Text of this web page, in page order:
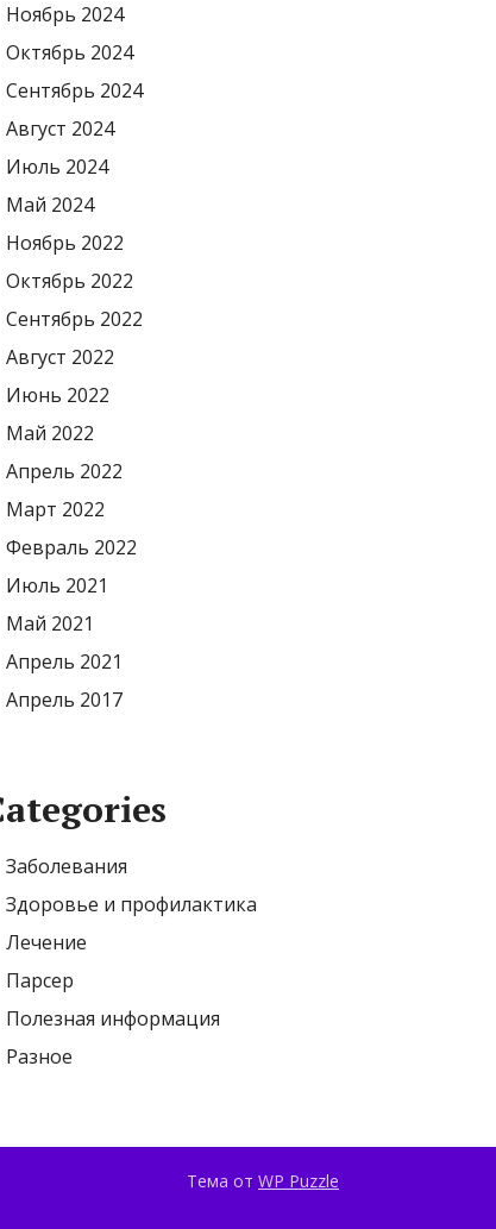
Ноябрь 2024
Октябрь 2024
Сентябрь 2024
Август 2024
Июль 2024
Май 2024
Ноябрь 2022
Октябрь 2022
Сентябрь 2022
Август 2022
Июнь 2022
Май 2022
Апрель 2022
Март 2022
Февраль 2022
Июль 2021
Май 2021
Апрель 2021
Апрель 2017
Заболевания
Здоровье и профилактика
Лечение
Парсер
Полезная информация
Разное
Тема от WP Puzzle